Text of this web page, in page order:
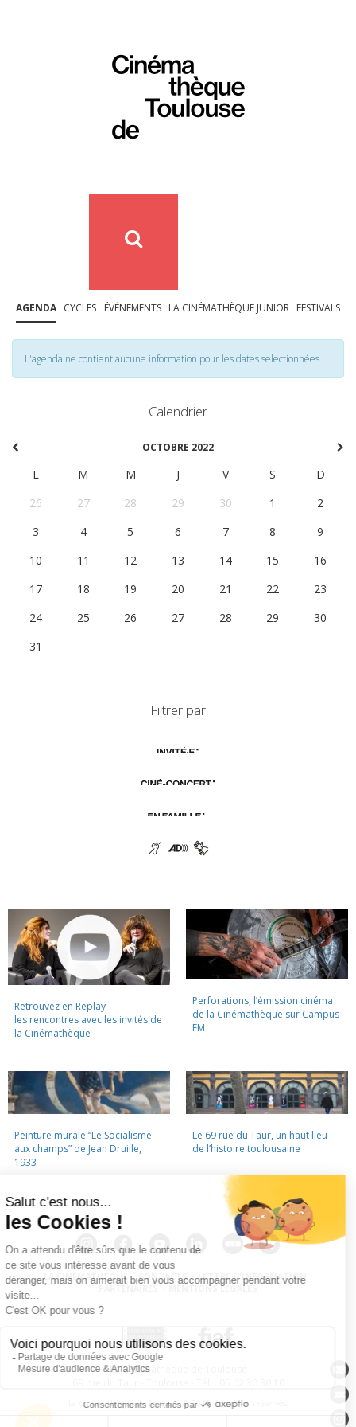
AGENDA CYCLES ÉVÉNEMENTS LA CINÉMATHÈQUE JUNIOR FESTIVALS
L'agenda ne contient aucune information pour les dates selectionnées
Calendrier
OCTOBRE 2022
L M M J V S
D
26
27 28 29 30 1
2
3
4 5 6 7 8
9
10
11 12 13 14 15
16
17
18 19 20 21 22
23
24
25 26 27 28 29
30
31
Filtrer par
Retrouvez en Replay
les rencontres avec les invités de
la Cinémathèque
Perforations, l’émission cinéma
de la Cinémathèque sur Campus
FM
Peinture murale “Le Socialisme
aux champs” de Jean Druille,
1933
Le 69 rue du Taur, un haut lieu
de l’histoire toulousaine
LA CINÉMATHÈQUE · CONTACTS · LETTRE D'INFORMATION
PARTENAIRES · MENTIONS LÉGALES
La Cinémathèque de Toulouse
La Cinémathèque de Toulouse © 2015. Tous droits réservés.